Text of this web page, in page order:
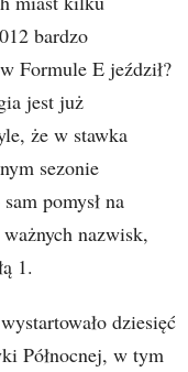
bardzo
Formule E jeździł?
jest już
że w stawka
sezonie
pomysł na
nazwisk,
1.
dziesięć
Północnej, w tym